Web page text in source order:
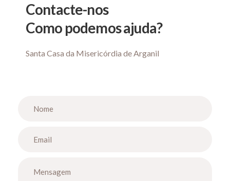
Contacte-nos
Como podemos ajuda?
Santa Casa da Misericórdia de Arganil